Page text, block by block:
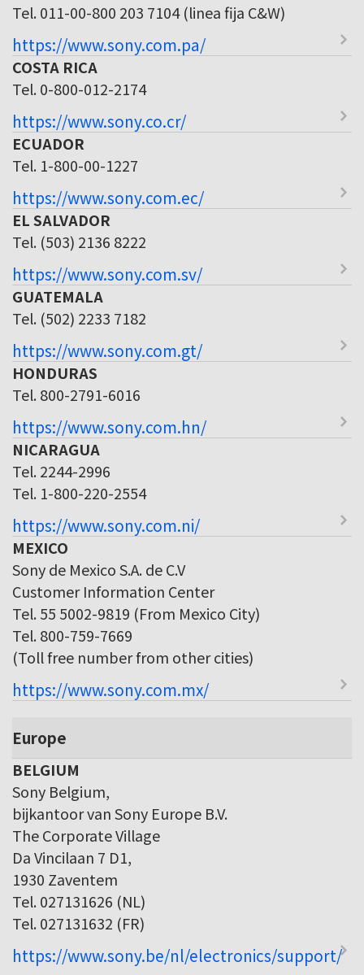
Tel. 011-00-800 203 7104 (linea fija C&W)
https://www.sony.com.pa/
COSTA RICA
Tel. 0-800-012-2174
https://www.sony.co.cr/
ECUADOR
Tel. 1-800-00-1227
https://www.sony.com.ec/
EL SALVADOR
Tel. (503) 2136 8222
https://www.sony.com.sv/
GUATEMALA
Tel. (502) 2233 7182
https://www.sony.com.gt/
HONDURAS
Tel. 800-2791-6016
https://www.sony.com.hn/
NICARAGUA
Tel. 2244-2996
Tel. 1-800-220-2554
https://www.sony.com.ni/
MEXICO
Sony de Mexico S.A. de C.V
Customer Information Center
Tel. 55 5002-9819 (From Mexico City)
Tel. 800-759-7669
(Toll free number from other cities)
https://www.sony.com.mx/
Europe
BELGIUM
Sony Belgium,
bijkantoor van Sony Europe B.V.
The Corporate Village
Da Vincilaan 7 D1,
1930 Zaventem
Tel. 027131626 (NL)
Tel. 027131632 (FR)
https://www.sony.be/nl/electronics/support/